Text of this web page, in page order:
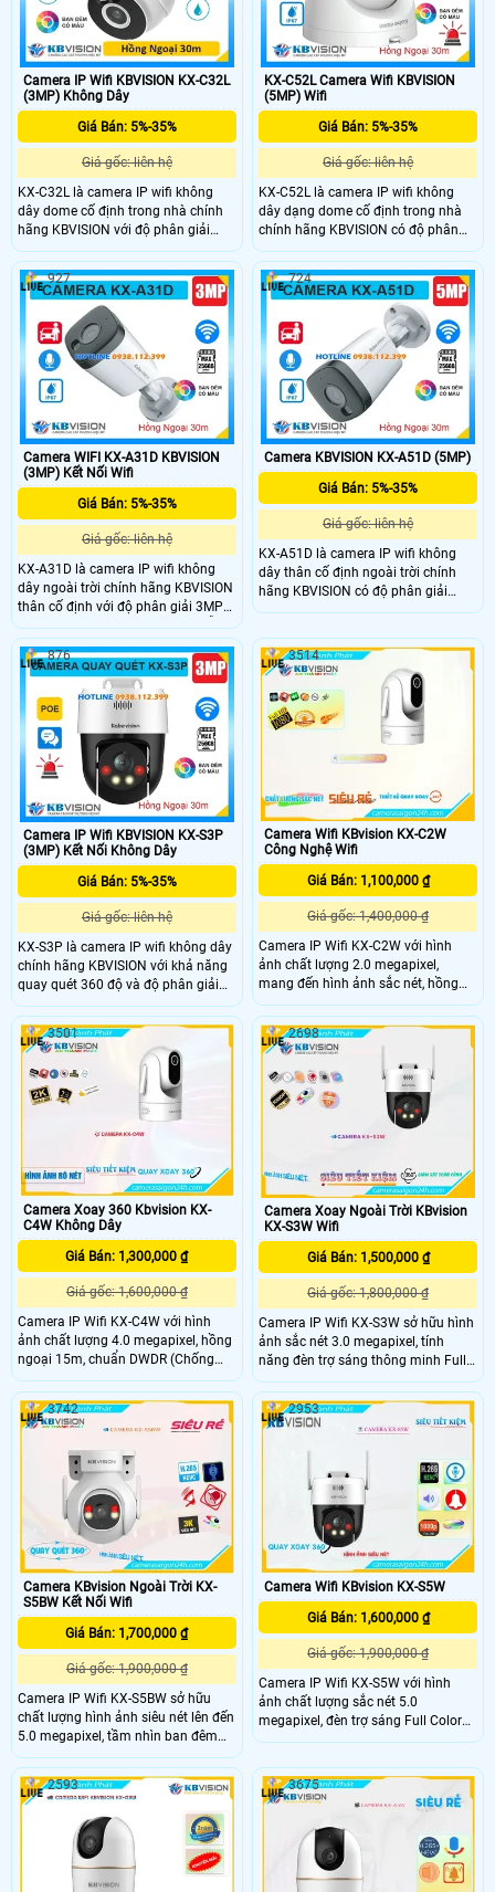
ninh hiệu quả.
Camera IP Wifi KBVISION KX-C32L
(3MP) Không Dây
Giá Bán: 5%-35%
Giá gốc: liên hệ
KX-C32L là camera IP wifi không
dây dome cố định trong nhà chính
hãng KBVISION với độ phân giải
3MP cho hình ảnh sắc nét. Camera
hỗ trợ hồng ngoại 30m ánh sáng
kép full color, đàm thoại 2 chiều, khe
cắm thẻ nhớ lên đến 256GB và tính
năng phân biệt người và xe, tích hợp
báo động thông minh. Với chuẩn
chống bụi nước IP67 và mức giá rẻ
đây là giải pháp giám sát an ninh
gia đình hiệu quả.
KX-C52L Camera Wifi KBVISION
(5MP) Wifi
Giá Bán: 5%-35%
Giá gốc: liên hệ
KX-C52L là camera IP wifi không
dây dạng dome cố định trong nhà
chính hãng KBVISION có độ phân
giải cao lên đến 5MP cùng công
nghệ ánh sáng kép Full Color cho
hình ảnh sắc nét cả ngày lẫn đêm.
Camera tích hợp hồng ngoại 30m,
đàm thoại 2 chiều, khe cắm thẻ nhớ
lên đến 256GB có khả năng phân
biệt người và xe, kèm theo chức
năng báo động đèn và còi hú thông
minh khi phát hiện xâm nhập.
Camera WIFI KX-A31D KBVISION
(3MP) Kết Nối Wifi
Giá Bán: 5%-35%
Giá gốc: liên hệ
KX-A31D là camera IP wifi không
dây ngoài trời chính hãng KBVISION
thân cố định với độ phân giải 3MP
cho hình ảnh sắc nét. Camera hỗ trợ
hồng ngoại 30m, ánh sáng kép Full
Color, tích hợp mic ghi âm, khe cắm
thẻ nhớ đến 256GB, tích hợp công
nghệ phân biệt người và xe. Với
chuẩn chống nước IP67 giá rẻ
camera KX-A31D là lựa chọn lý
tưởng cho nhu cầu giám sát an ninh
ngoài trời.
927
Camera KBVISION KX-A51D (5MP)
Giá Bán: 5%-35%
Giá gốc: liên hệ
KX-A51D là camera IP wifi không
dây thân cố định ngoài trời chính
hãng KBVISION có độ phân giải
5MP cho hình ảnh sắc nét. Camera
kép Full Color, tích hợp mic ghi âm,
khe cắm thẻ nhớ lên đến 256GB,
phân biệt người và xe thông minh.
Với chuẩn chống nước IP67 và mức
giá rẻ, KX-A51D là lựa chọn lý tưởng
để bảo vệ không gian ngoài trời.
724
Camera IP Wifi KBVISION KX-S3P
(3MP) Kết Nối Không Dây
Giá Bán: 5%-35%
Giá gốc: liên hệ
KX-S3P là camera IP wifi không dây
chính hãng KBVISION với khả năng
quay quét 360 độ và độ phân giải
3MP cho hình ảnh sắc nét, sống
động. Camera tích hợp mic và loa
đàm thoại 2 chiều, hồng ngoại 30m
full color, còi hú và đèn chớp báo
động hiệu quả. Hỗ trợ khe thẻ nhớ
lên đến 256GB, kết nối POE tiện lợi,
camera KX-S3P là lựa chọn giá rẻ,
chất lượng cao cho mọi không gian.
876
Camera Wifi KBvision KX-C2W
Công Nghệ Wifi
Giá Bán: 1,100,000 ₫
Giá gốc: 1,400,000 ₫
Camera IP Wifi KX-C2W với hình
ảnh chất lượng 2.0 megapixel,
mang đến hình ảnh sắc nét, hồng
ngoại 15m, khả năng quay xoay
360, đàm thoại 2 chiều, phát hiện
chuyển động. .
3514
Camera Xoay 360 Kbvision KX-
C4W Không Dây
Giá Bán: 1,300,000 ₫
Giá gốc: 1,600,000 ₫
Camera IP Wifi KX-C4W với hình
ảnh chất lượng 4.0 megapixel, hồng
ngoại 15m, chuẩn DWDR (Chống
Ngược Sáng), khả năng xoay 360
độ, âm thanh và loa. Ưu điểm lớn
nhất của camera phải kể đến là tính
năng IP Wifi kết nối nhanh chóng và
tạo tên miền giúp camera dễ dàng
lắp đặt và sử dụng nhanh chỉ bằng
vài thao tác đơn giản.
3501
Camera Xoay Ngoài Trời KBvision
KX-S3W Wifi
Giá Bán: 1,500,000 ₫
Giá gốc: 1,800,000 ₫
Camera IP Wifi KX-S3W sở hữu hình
ảnh sắc nét 3.0 megapixel, tính
năng đèn trợ sáng thông minh Full
Color 30m, khả năng chống ngược
sáng DWDR cùng khả năng quay
xoay 360 độ và chuẩn IP67 giúp
cho camera có thể lắp đặt được ở
những vị trí ngoài trời hoặc bụi bẩn
hay nhiệt độ cao mà vẫn bảo đảm
được độ bền cho camera.
2698
Camera KBvision Ngoài Trời KX-
S5BW Kết Nối Wifi
Giá Bán: 1,700,000 ₫
Giá gốc: 1,900,000 ₫
Camera IP Wifi KX-S5BW sở hữu
chất lượng hình ảnh siêu nét lên đến
5.0 megapixel, tầm nhìn ban đêm
với đèn trợ sáng Full Color 30m,
công nghệ chống ngược sáng
DWDR, khả năng quay xoay 360 và
chống nước IP67 giúp camera luôn
thu được hình ảnh sắc nét kể cả
trong điều kiện thiếu sáng và thời
tiết nắng mưa.
3742
Camera Wifi KBvision KX-S5W
Giá Bán: 1,600,000 ₫
Giá gốc: 1,900,000 ₫
Camera IP Wifi KX-S5W với hình
ảnh chất lượng sắc nét 5.0
megapixel, đèn trợ sáng Full Color
30m, khả năng xoay 360 độ, thu âm
2953
2593 3675